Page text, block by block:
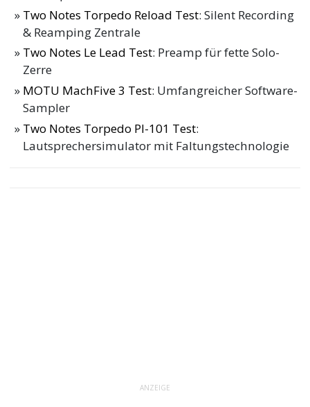
Two Notes Torpedo Reload Test: Silent Recording
& Reamping Zentrale
Two Notes Le Lead Test: Preamp für fette Solo-
Zerre
MOTU MachFive 3 Test: Umfangreicher Software-
Sampler
Two Notes Torpedo PI-101 Test:
Lautsprechersimulator mit Faltungstechnologie
ANZEIGE